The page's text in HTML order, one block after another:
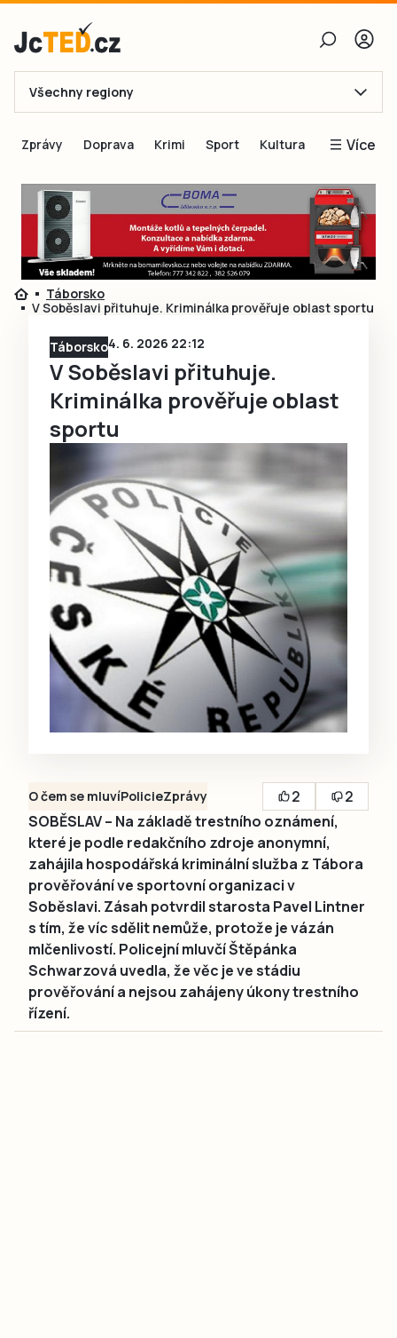
E-mail
Obnovit heslo
Přihlásit se
Ještě nemám účet, chci se
Všechny regiony
Zprávy Doprava Krimi Sport Kultura Více
Blogy
Inspirace
Čtenáři píší
Speciální přílohy
Táborsko
V Soběslavi přituhuje. Kriminálka prověřuje oblast sportu
Táborsko4. 6. 2026 22:12
V Soběslavi přituhuje.
Kriminálka prověřuje oblast
sportu
O čem se mluvíPolicieZprávy 2
2
SOBĚSLAV – Na základě trestního oznámení,
které je podle redakčního zdroje anonymní,
zahájila hospodářská kriminální služba z Tábora
prověřování ve sportovní organizaci v
Soběslavi. Zásah potvrdil starosta Pavel Lintner
s tím, že víc sdělit nemůže, protože je vázán
mlčenlivostí. Policejní mluvčí Štěpánka
Schwarzová uvedla, že věc je ve stádiu
prověřování a nejsou zahájeny úkony trestního
řízení.